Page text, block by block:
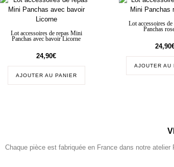
Lot accessoires de repas Mini
Panchas avec bavoir Licorne
24,90€
AJOUTER AU PANIER
Lot accessoires
Panchas
24,90
AJOUTER AU
Chaque pièce est fabriquée en France dans notre